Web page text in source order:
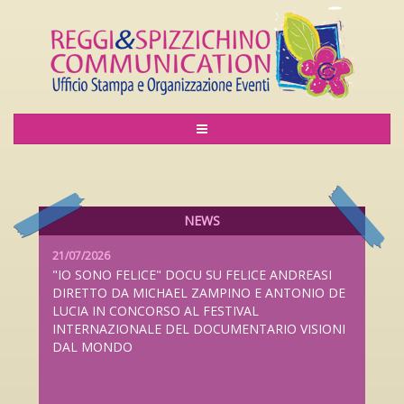
NEWS
06/08/2026
LILIANA CAVANI PREMIO ALLA CARRIERA AL
LUCCA FILM FESTIVAL 2026 DAL 26 SETTEMBRE
AL 4 OTTOBRE
21/07/2026
"IO SONO FELICE" DOCU SU FELICE ANDREASI
DIRETTO DA MICHAEL ZAMPINO E ANTONIO DE
LUCIA IN CONCORSO AL FESTIVAL
INTERNAZIONALE DEL DOCUMENTARIO VISIONI
DAL MONDO